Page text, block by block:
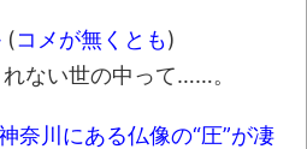
(コメが無くとも)
ない世の中って……。
奈川にある仏像の“圧”が凄